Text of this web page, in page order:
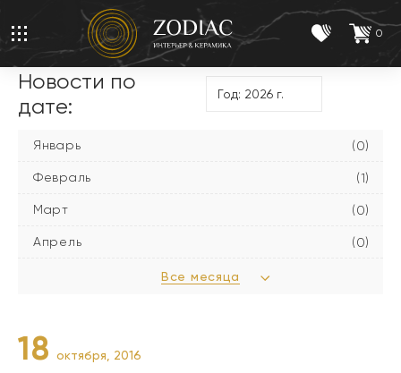
0
Новости по
дате:
Январь (0)
Февраль (1)
Март (0)
Апрель (0)
Все месяца
18 октября, 2016